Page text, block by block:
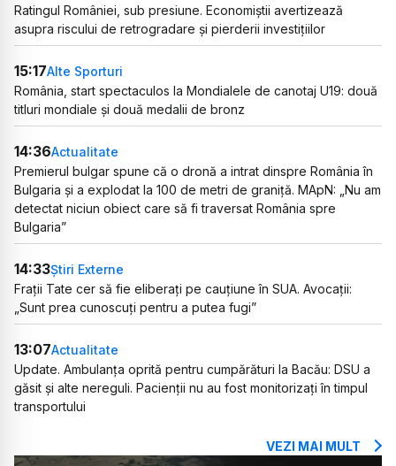
Ratingul României, sub presiune. Economiștii avertizează
asupra riscului de retrogradare și pierderii investițiilor
15:17Alte Sporturi
România, start spectaculos la Mondialele de canotaj U19: două
titluri mondiale și două medalii de bronz
14:36Actualitate
Premierul bulgar spune că o dronă a intrat dinspre România în
Bulgaria și a explodat la 100 de metri de graniță. MApN: „Nu am
detectat niciun obiect care să fi traversat România spre
Bulgaria”
14:33Știri Externe
Frații Tate cer să fie eliberați pe cauțiune în SUA. Avocații:
„Sunt prea cunoscuți pentru a putea fugi”
13:07Actualitate
Update. Ambulanța oprită pentru cumpărături la Bacău: DSU a
găsit și alte nereguli. Pacienții nu au fost monitorizați în timpul
transportului
VEZI MAI MULT